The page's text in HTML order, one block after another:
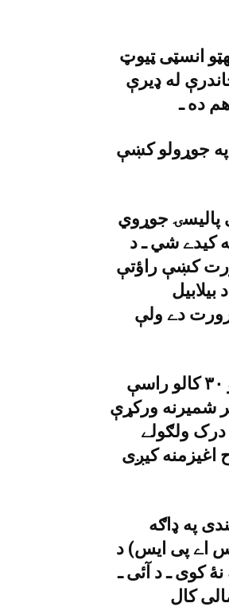
انسټى ټيوټ
له ډيرې
ده ـ
جوړولو کښې
جوړوي
کيدے شي ـ د
کښې راؤتې
دے ولې
شهناز وزيرعلى خپل دريځ دې مثال سره په ډاګه کړو چې د تيرو ٣٠ کالو راسې
شميرنه ورکړې
درک ولګولے
کيږى
په ډاګه
اے پى ايس) د
کوى ـ د آئى ـ
کال